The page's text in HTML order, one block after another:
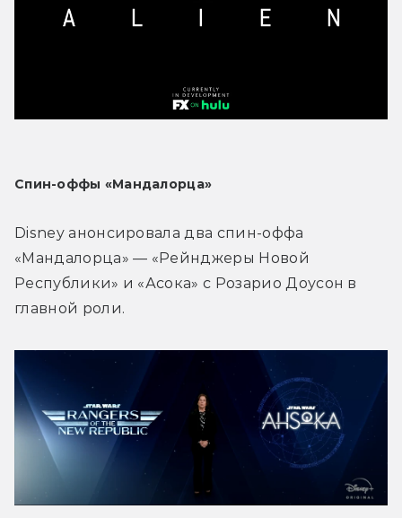
Спин-оффы «Мандалорца»
Disney анонсировала два спин-оффа
«Мандалорца» — «Рейнджеры Новой
Республики» и «Асока» с Розарио Доусон в
главной роли.